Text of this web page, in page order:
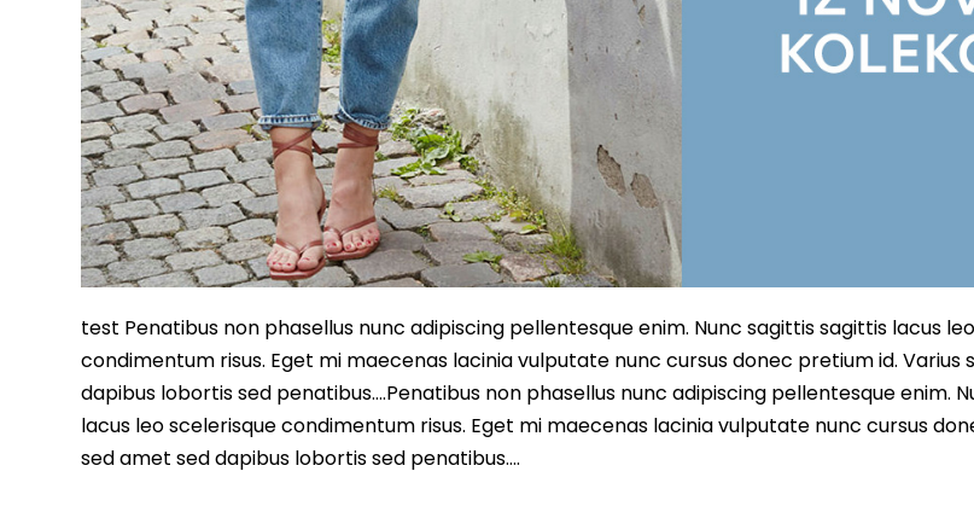
test Penatibus non phasellus nunc adipiscing pellentesque enim. Nunc sagittis sagittis lacus
condimentum risus. Eget mi maecenas lacinia vulputate nunc cursus donec pretium id. Varius
dapibus lobortis sed penatibus….Penatibus non phasellus nunc adipiscing pellentesque enim.
lacus leo scelerisque condimentum risus. Eget mi maecenas lacinia vulputate nunc cursus
sed amet sed dapibus lobortis sed penatibus….